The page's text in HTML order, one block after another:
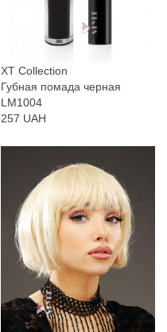
XT Collection
Губная помада черная
LM1004
257 UAH